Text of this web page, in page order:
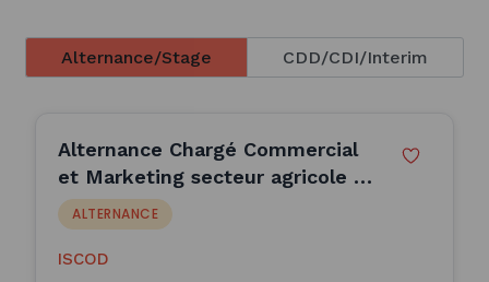
Alternance/Stage CDD/CDI/Interim
Alternance Chargé Commercial
et Marketing secteur agricole -
Mandagout (H/F)
ALTERNANCE
ISCOD